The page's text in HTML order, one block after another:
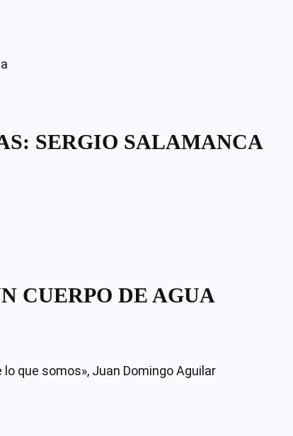
SERGIO SALAMANCA
CUERPO DE AGUA